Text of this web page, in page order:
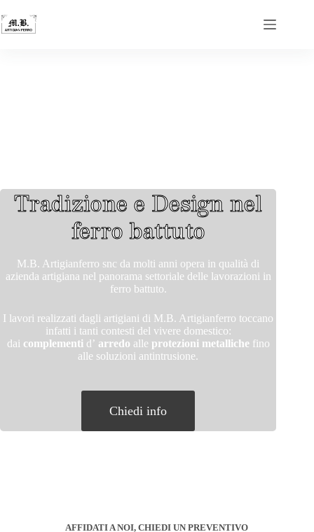
Tradizione e Design nel
ferro battuto
M.B. Artigianferro snc da molti anni opera in qualità di
azienda artigiana nel panorama settoriale delle lavorazioni in
ferro battuto.
I lavori realizzati dagli artigiani di M.B. Artigianferro toccano
infatti i tanti contesti del vivere domestico:
dai complementi d’ arredo alle protezioni metallichefino
alle soluzioni antintrusione.
Chiedi info
AFFIDATI A NOI, CHIEDI UN PREVENTIVO